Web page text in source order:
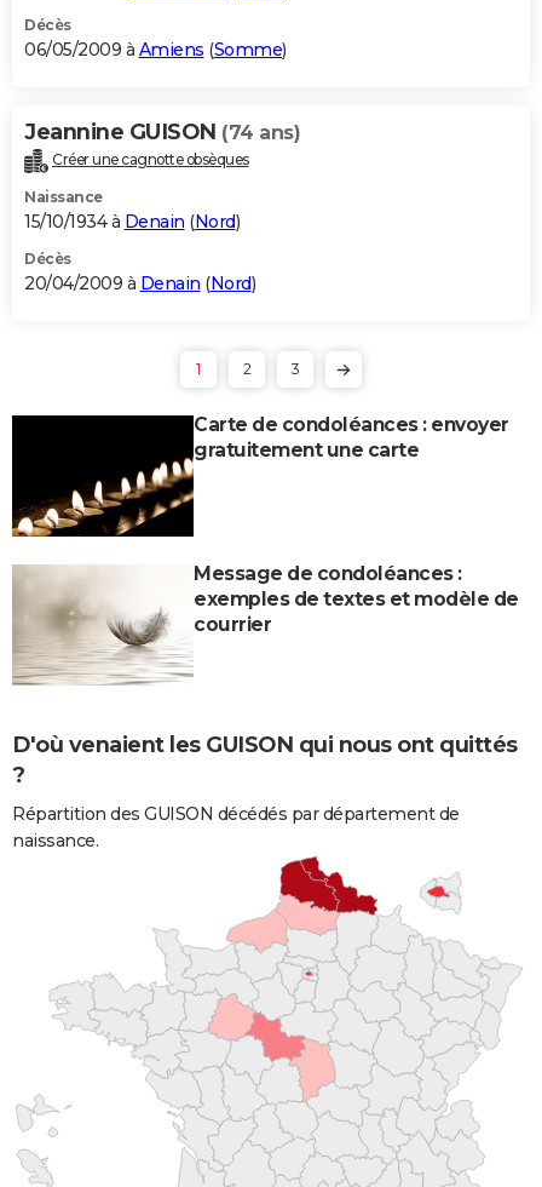
Décès
06/05/2009 à Amiens (Somme)
Jeannine GUISON (74 ans)
Créer une cagnotte obsèques
Naissance
15/10/1934 à Denain (Nord)
Décès
20/04/2009 à Denain (Nord)
1 2 3
Carte de condoléances : envoyer
gratuitement une carte
Message de condoléances :
exemples de textes et modèle de
courrier
D'où venaient les GUISON qui nous ont quittés
?
Répartition des GUISON décédés par département de
naissance.